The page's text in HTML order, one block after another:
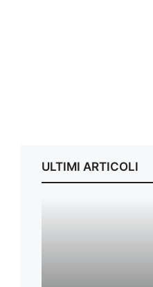
ULTIMI ARTICOLI